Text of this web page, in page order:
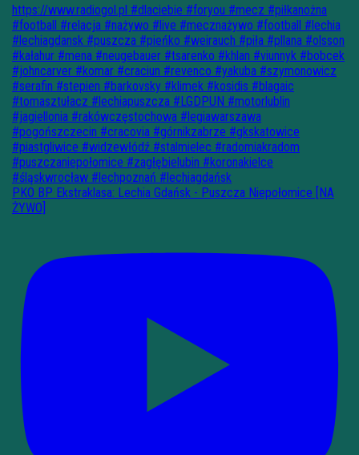
PKO BP Ekstraklasa: Lechia Gdańsk - Puszcza Niepołomice [NA
ŻYWO]